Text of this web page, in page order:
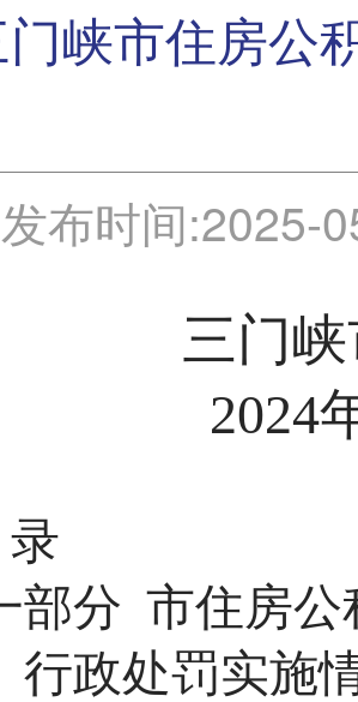
峡市住房公
发布时间:2025-
三门峡
2024
录
部分 市住房公
行政处罚实施